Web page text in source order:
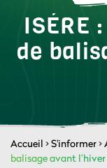
ISÉRE
de
Accueil >S'informer>
balisage avant l’hiver